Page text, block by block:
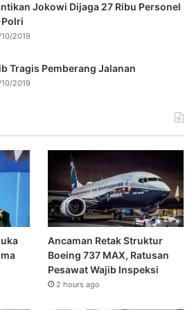
Jokowi Dijaga 27 Ribu Personel
2019
Tragis Pemberang Jalanan
2019
Ancaman Retak Struktur
Boeing 737 MAX, Ratusan
Pesawat Wajib Inspeksi
2 hours ago